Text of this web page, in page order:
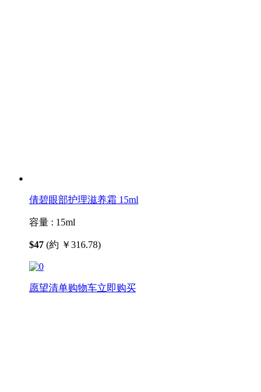
倩碧眼部护理滋养霜 15ml
容量 : 15ml
$47 (約 ￥316.78)
愿望清单购物车立即购买